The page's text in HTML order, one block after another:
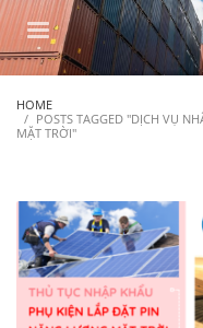
HOME
POSTS TAGGED "DỊCH VỤ
MẶT TRỜI"